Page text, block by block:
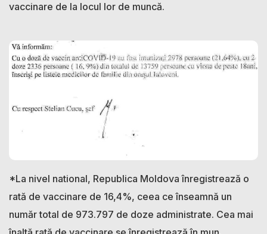
vaccinare de la locul lor de muncă.
*La nivel national, Republica Moldova înregistrează o
rată de vaccinare de 16,4%, ceea ce înseamnă un
număr total de 973.797 de doze administrate. Cea mai